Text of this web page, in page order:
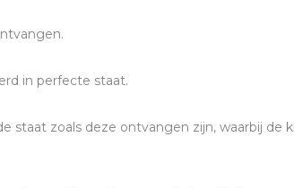
in perfecte staat.
zoals deze ontvangen zijn, waarbij de